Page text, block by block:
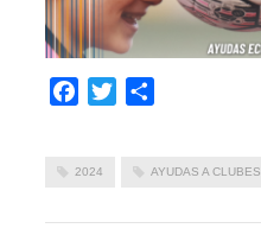
Facebook
Twitter
2024 AYUDAS A CLUBES